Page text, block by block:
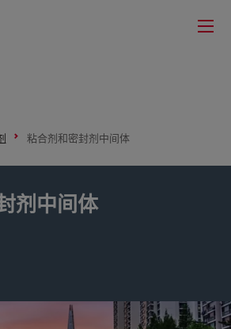
粘合剂和密封剂中间体
剂中间体